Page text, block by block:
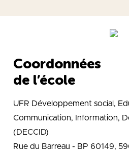
Coordonnées
de l’école
UFR Développement social,
Communication, Information,
(DECCID)
Rue du Barreau - BP 60149,